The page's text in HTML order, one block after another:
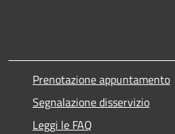
Prenotazione appuntamento
Segnalazione disservizio
Leggi le FAQ